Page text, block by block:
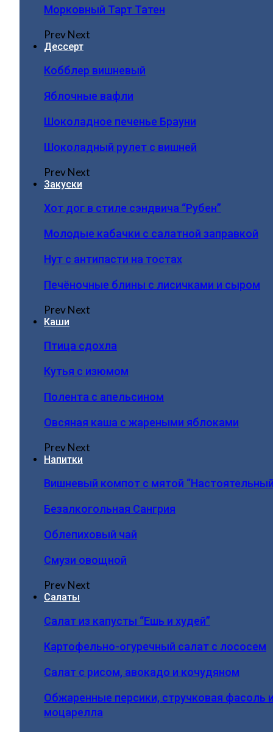
Морковный Тарт Татен
PrevNext
Дессерт
Кобблер вишневый
Яблочные вафли
Шоколадное печенье Брауни
Шоколадный рулет с вишней
PrevNext
Закуски
Хот дог в стиле сэндвича “Рубен”
Молодые кабачки с салатной заправкой
Нут с антипасти на тостах
Печёночные блины с лисичками и сыром
PrevNext
Каши
Птица сдохла
Кутья с изюмом
Полента с апельсином
Овсяная каша с жареными яблоками
PrevNext
Напитки
Вишневый компот с мятой
Безалкогольная Сангрия
Облепиховый чай
Смузи овощной
PrevNext
Салаты
Салат из капусты “Ешь и худей”
Картофельно-огуречный салат с лососем
Салат с рисом, авокадо и кочудяном
Обжаренные персики, стручковая фасоль
моцарелла